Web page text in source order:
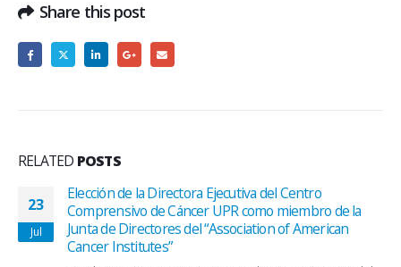
Share this post
RELATED POSTS
23
Jul
Elección de la Directora Ejecutiva del Centro
Comprensivo de Cáncer UPR como miembro de la
Junta de Directores del “Association of American
Cancer Institutes”